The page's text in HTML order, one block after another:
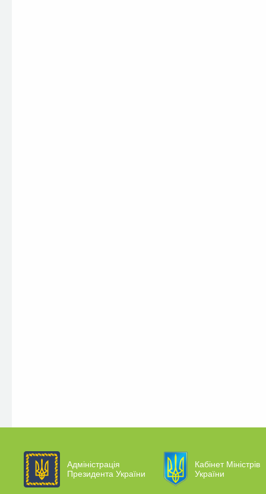
Адміністрація
Президента України
Кабінет Міністрів
України